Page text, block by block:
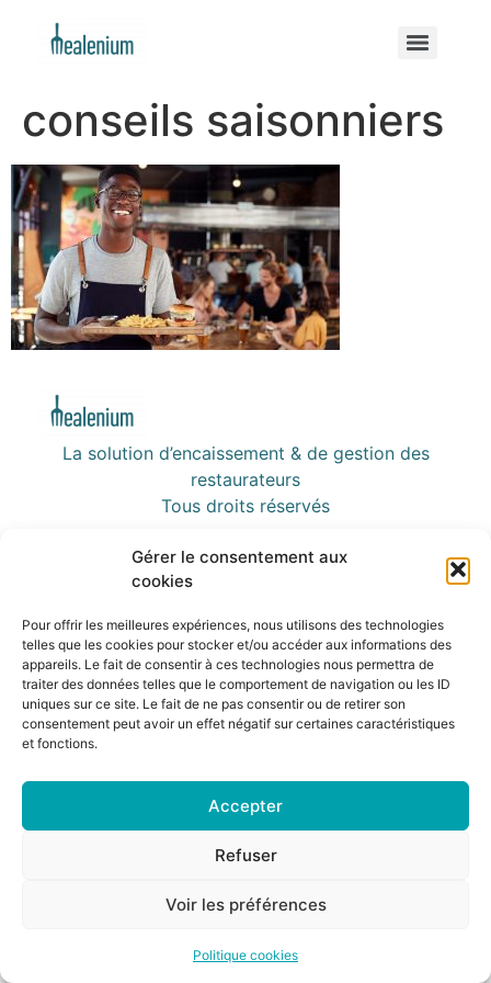
Gérer le consentement aux
cookies
Pour offrir les meilleures expériences, nous utilisons des technologies
telles que les cookies pour stocker et/ou accéder aux informations des
appareils. Le fait de consentir à ces technologies nous permettra de
traiter des données telles que le comportement de navigation ou les ID
uniques sur ce site. Le fait de ne pas consentir ou de retirer son
consentement peut avoir un effet négatif sur certaines caractéristiques
et fonctions.
Accepter
Refuser
Voir les préférences
Politique cookies
conseils saisonniers
La solution d’encaissement & de gestion des
restaurateurs
Tous droits réservés